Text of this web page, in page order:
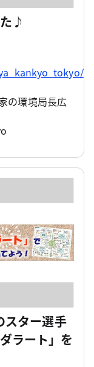
♪
の環境局長広
スター選手
ラート」を